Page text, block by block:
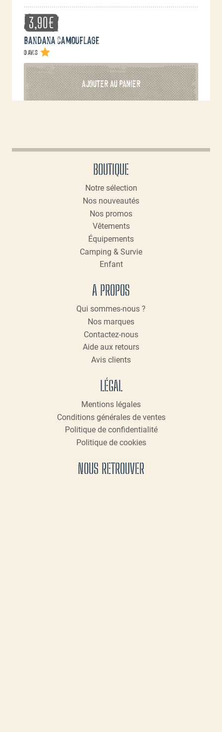
3,90€
Bandana camouflage
0 avis
AJOUTER AU PANIER
BOUTIQUE
Notre sélection
Nos nouveautés
Nos promos
Vêtements
Équipements
Camping & Survie
Enfant
A PROPOS
Qui sommes-nous ?
Nos marques
Contactez-nous
Aide aux retours
Avis clients
LÉGAL
Mentions légales
Conditions générales de ventes
Politique de confidentialité
Politique de cookies
NOUS RETROUVER